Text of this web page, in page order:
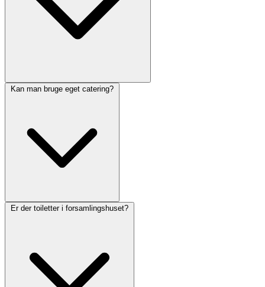
Kan man bruge eget catering?
Er der toiletter i forsamlingshuset?